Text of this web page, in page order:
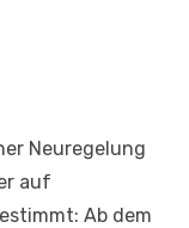
Neuregelung
auf
Ab dem